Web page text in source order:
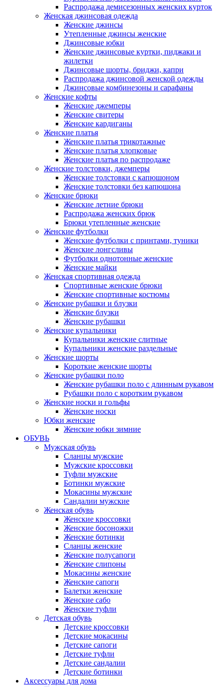
Распродажа демисезонных женских курток
Женская джинсовая одежда
Женские джинсы
Утепленные джинсы женские
Джинсовые юбки
Женские джинсовые куртки, пиджаки и
жилетки
Джинсовые шорты, бриджи, капри
Распродажа джинсовой женской одежды
Джинсовые комбинезоны и сарафаны
Женские кофты
Женские джемперы
Женские свитеры
Женские кардиганы
Женские платья
Женские платья трикотажные
Женские платья хлопковые
Женские платья по распродаже
Женские толстовки, джемперы
Женские толстовки с капюшоном
Женские толстовки без капюшона
Женские брюки
Женские летние брюки
Распродажа женских брюк
Брюки утепленные женские
Женские футболки
Женские футболки с принтами, туники
Женские лонгсливы
Футболки однотонные женские
Женские майки
Женская спортивная одежда
Спортивные женские брюки
Женские спортивные костюмы
Женские рубашки и блузки
Женские блузки
Женские рубашки
Женские купальники
Купальники женские слитные
Купальники женские раздельные
Женские шорты
Короткие женские шорты
Женские рубашки поло
Женские рубашки поло с длинным рукавом
Рубашки поло с коротким рукавом
Женские носки и гольфы
Женские носки
Юбки женские
Женские юбки зимние
ОБУВЬ
Мужская обувь
Сланцы мужские
Мужские кроссовки
Туфли мужские
Ботинки мужские
Мокасины мужские
Сандалии мужские
Женская обувь
Женские кроссовки
Женские босоножки
Женские ботинки
Сланцы женские
Женские полусапоги
Женские слипоны
Мокасины женские
Женские сапоги
Балетки женские
Женские сабо
Женские туфли
Детская обувь
Детские кроссовки
Детские мокасины
Детские сапоги
Детские туфли
Детские сандалии
Детские ботинки
Аксессуары для дома